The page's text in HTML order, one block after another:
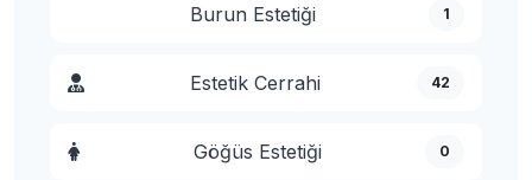
Burun Estetiği 1
Estetik Cerrahi 42
Göğüs Estetiği 0